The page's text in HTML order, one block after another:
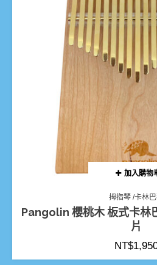
加入購物
拇指琴 /卡林
Pangolin 櫻桃木 板式卡林
片
NT$